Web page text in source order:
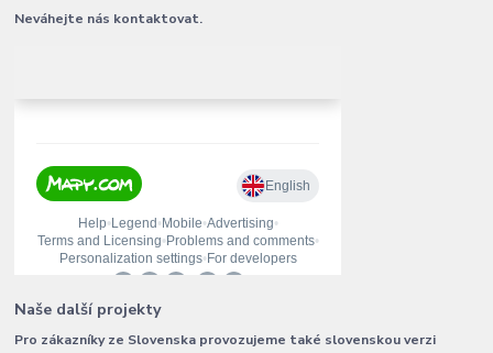
Neváhejte nás kontaktovat.
Naše další projekty
Pro zákazníky ze Slovenska provozujeme také slovenskou verzi